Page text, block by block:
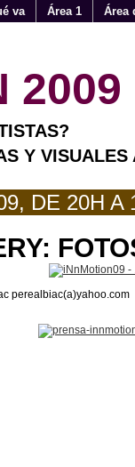
Área
Área 1
va
2009
DE 20H A
perealbiac(a)yahoo.com